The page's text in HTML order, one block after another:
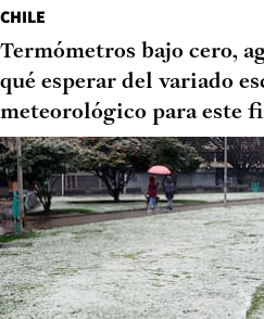
CHILE
Termómetros bajo cero,
qué esperar del variado
meteorológico para este